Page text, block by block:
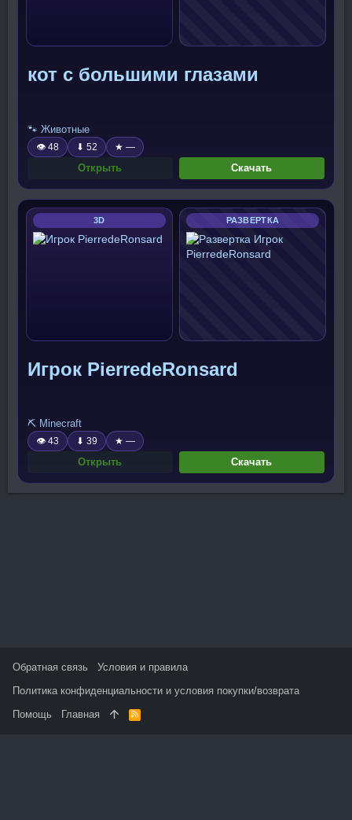
кот с большими глазами
🐾 Животные
👁 48 ⬇ 52 ★ —
Открыть Скачать
3D РАЗВЕРТКА
Игрок PierredeRonsard
⛏️ Minecraft
👁 43 ⬇ 39 ★ —
Открыть Скачать
Обратная связь
Условия и правила
Политика конфиденциальности и условия покупки/возврата
Помощь
Главная
R